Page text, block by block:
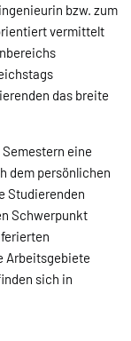
bzw. zum
vermittelt
das breite
eine
dem persönlichen
Studierenden
Schwerpunkt
Arbeitsgebiete
sich in